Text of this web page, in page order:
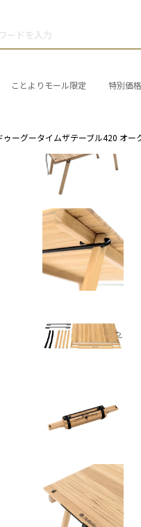
ことよりモール限定 特別価格
ゥーグータイムザテーブル420 オ